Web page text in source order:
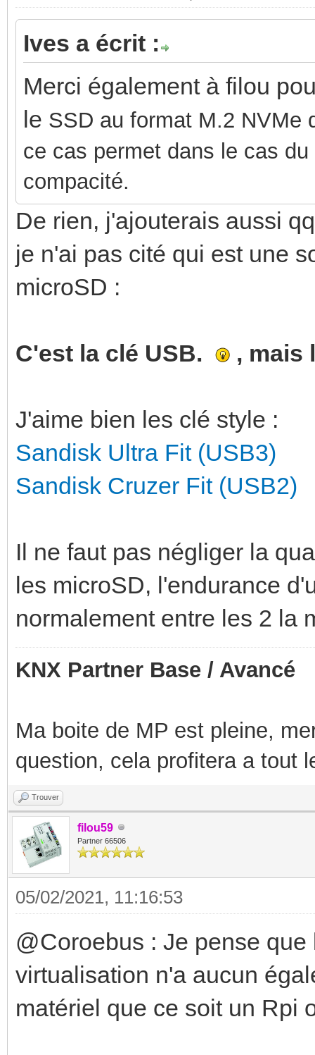
Ives a écrit :
Merci également à filou
le SSD au format M.2 NVMe
ce cas permet dans le cas
compacité.
De rien, j'ajouterais aussi
je n'ai pas cité qui est une
microSD :
C'est la clé USB. , mais
J'aime bien les clé style :
Sandisk Ultra Fit (USB3)
Sandisk Cruzer Fit (USB2)
Il ne faut pas négliger la
les microSD, l'endurance
normalement entre les 2 la
KNX Partner Base / Avancé
Ma boite de MP est pleine,
question, cela profitera a tout
Trouver
filou59
Partner 66506
05/02/2021, 11:16:53
@Coroebus : Je pense
virtualisation n'a aucun
matériel que ce soit un Rpi